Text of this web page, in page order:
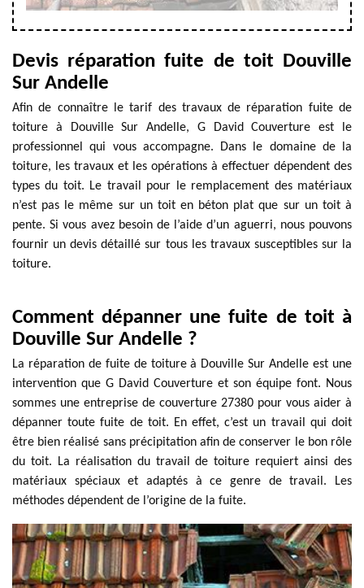
Devis réparation fuite de toit Douville
Sur Andelle
Afin de connaître le tarif des travaux de réparation fuite de
toiture à Douville Sur Andelle, G David Couverture est le
professionnel qui vous accompagne. Dans le domaine de la
toiture, les travaux et les opérations à effectuer dépendent des
types du toit. Le travail pour le remplacement des matériaux
n’est pas le même sur un toit en béton plat que sur un toit à
pente. Si vous avez besoin de l’aide d’un aguerri, nous pouvons
fournir un devis détaillé sur tous les travaux susceptibles sur la
toiture.
Comment dépanner une fuite de toit à
Douville Sur Andelle ?
La réparation de fuite de toiture à Douville Sur Andelle est une
intervention que G David Couverture et son équipe font. Nous
sommes une entreprise de couverture 27380 pour vous aider à
dépanner toute fuite de toit. En effet, c’est un travail qui doit
être bien réalisé sans précipitation afin de conserver le bon rôle
du toit. La réalisation du travail de toiture requiert ainsi des
matériaux spéciaux et adaptés à ce genre de travail. Les
méthodes dépendent de l’origine de la fuite.